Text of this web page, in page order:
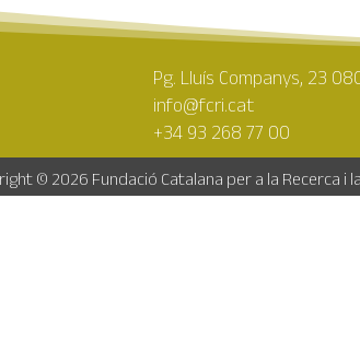
Pg. Lluís Companys, 23
info@fcri.cat
+34 93 268 77 00
© 2026 Fundació Catalana per a la Recerca